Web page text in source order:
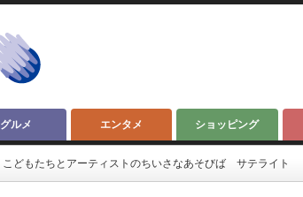
グルメ エンタメ ショッピング
こどもたちとアーティストのちいさなあそびば サテライト